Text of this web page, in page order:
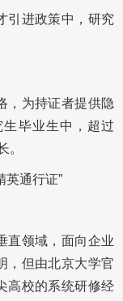
进政策中，研究
为持证者提供隐
毕业生中，超过
。
通行证”
领域，面向企业
，但由北京大学官
高校的系统研修经